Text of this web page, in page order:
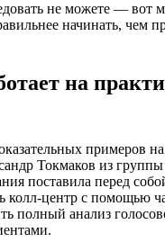
не можете — вот
начинать, чем
на
примеров на
Токмаков из
поставила перед
колл-центр с помощью
полный анализ